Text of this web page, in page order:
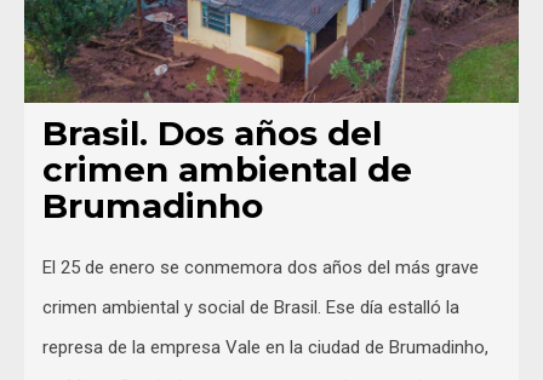
Brasil. Dos años del
crimen ambiental de
Brumadinho
El 25 de enero se conmemora dos años del más grave
crimen ambiental y social de Brasil. Ese día estalló la
represa de la empresa Vale en la ciudad de Brumadinho,